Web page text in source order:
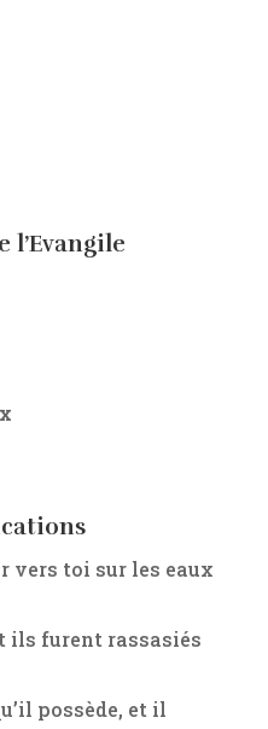
l’Evangile
vers toi sur les eaux
ils furent rassasiés
possède, et il